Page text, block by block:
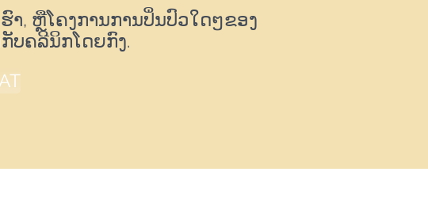
າ, ຫຼືໂຄງການການປິ່ນປົວໃດໆຂອງ
ບຄລີນິກໂດຍກົງ.